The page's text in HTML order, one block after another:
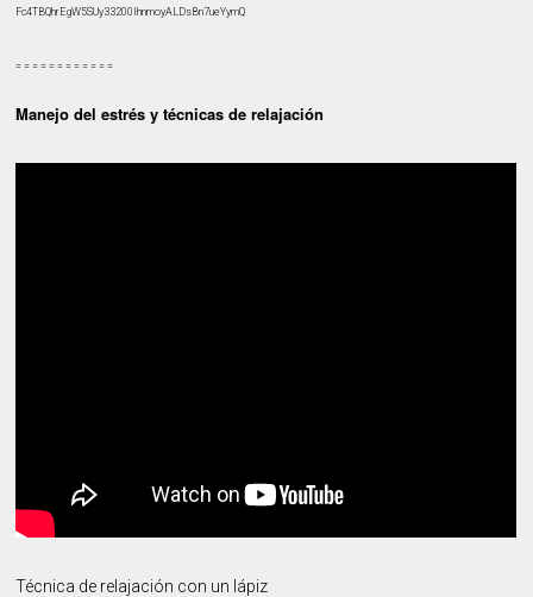
Fc4TBQhrEgW5SUy33200lhnmoyALDsBn7ueYymQ
= = = = = = = = = = = =
Manejo del estrés y técnicas de relajación
Técnica de relajación con un lápiz